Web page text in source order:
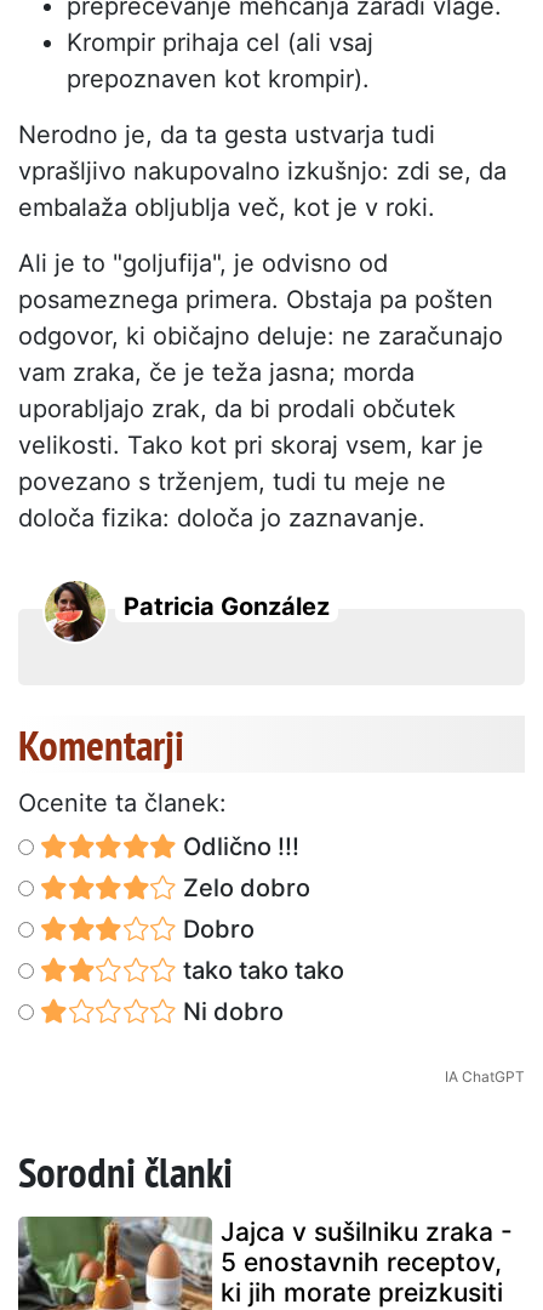
preprečevanje mehčanja zaradi vlage.
Krompir prihaja cel (ali vsaj
prepoznaven kot krompir).
Nerodno je, da ta gesta ustvarja tudi
vprašljivo nakupovalno izkušnjo: zdi se, da
embalaža obljublja več, kot je v roki.
Ali je to "goljufija", je odvisno od
posameznega primera. Obstaja pa pošten
odgovor, ki običajno deluje: ne zaračunajo
vam zraka, če je teža jasna; morda
uporabljajo zrak, da bi prodali občutek
velikosti. Tako kot pri skoraj vsem, kar je
povezano s trženjem, tudi tu meje ne
določa fizika: določa jo zaznavanje.
Patricia González
Komentarji
Ocenite ta članek:
Odlično !!!
Zelo dobro
Dobro
tako tako tako
Ni dobro
IA ChatGPT
Sorodni članki
Jajca v sušilniku zraka -
5 enostavnih receptov,
ki jih morate preizkusiti